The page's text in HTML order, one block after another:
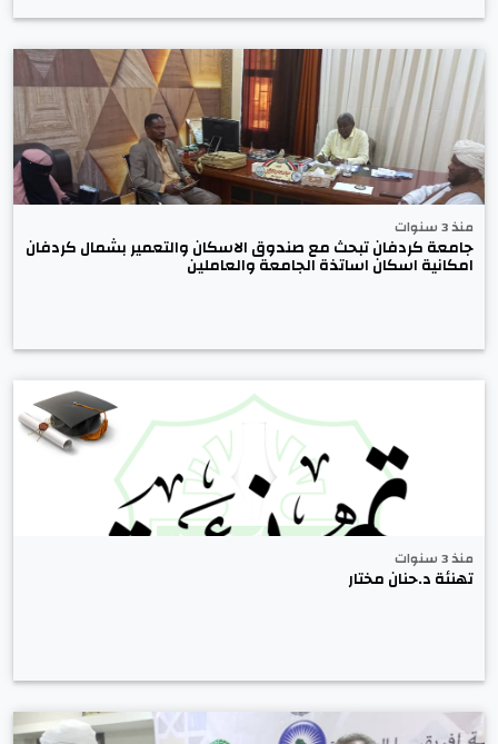
منذ 3 سنوات
جامعة كردفان تبحث مع صندوق الاسكان والتعمير بشمال كردفان
امكانية اسكان اساتذة الجامعة والعاملين
منذ 3 سنوات
تهنئة د.حنان مختار